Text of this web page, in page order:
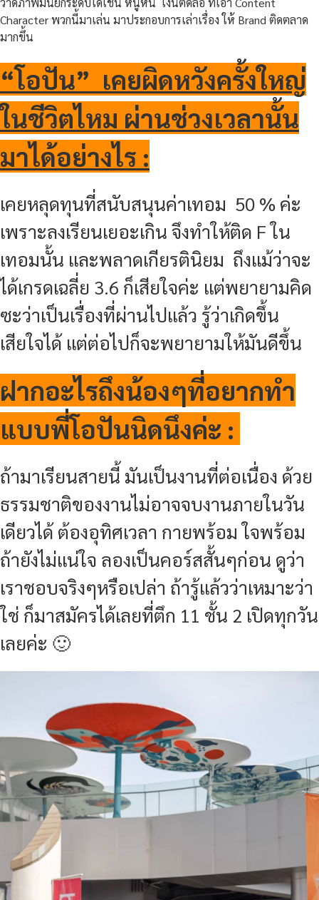
Character พวกนี้มาเล่น มาประกอบการเล่าเรื่อง ให้ Brand ติดตลาด
มากขึ้น
“โอปัน” เคยผิดหวังครั้งใหญ่
ในชีวิตไหม ผ่านช่วงเวลานั้น
มาได้อย่างไร :
เคยหลุดทุนที่สนับสนุนค่าเทอม 50 % ค่ะ
เพราะลงเรียนเยอะเกิน จึงทำให้ติด F ใน
เทอมนั้น และพลาดเกียรตินิยม ถึงแม้ว่าจะ
ได้เกรดเฉลี่ย 3.6 ก็เสียใจค่ะ แต่พยายามคิด
ซะว่าเป็นเรื่องที่ผ่านไปแล้ว รู้ว่าเกิดขึ้น
เสียใจได้ แต่ต่อไปก็จะพยายามให้มันดีขึ้น
ฝากอะไรถึงน้องๆที่อยากทำ
แบบพี่โอปันนิดนึงค่ะ :
ถ้ามาเรียนสายนี้ มันเป็นงานที่ต่อเนื่อง ด้วย
ธรรมชาติของงานไม่อาจจบงานภายในวัน
เดียวได้ ต้องอุทิศเวลา กายพร้อม ใจพร้อม
ถ้ายังไม่แน่ใจ ลองเป็นคอร์สสั้นๆก่อน ดูว่า
เราชอบจริงๆหรือเปล่า ถ้ารู้แล้วว่าเหมาะว่า
ใช่ ก็มาสมัครได้เลยที่ตึก 11 ชั้น 2 เปิดทุกวัน
เลยค่ะ 🙂